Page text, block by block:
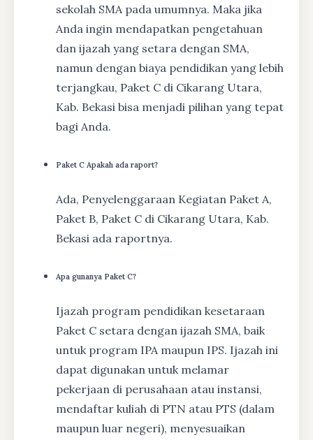
sekolah SMA pada umumnya. Maka jika
Anda ingin mendapatkan pengetahuan
dan ijazah yang setara dengan SMA,
namun dengan biaya pendidikan yang lebih
terjangkau, Paket C di Cikarang Utara,
Kab. Bekasi bisa menjadi pilihan yang tepat
bagi Anda.
Paket C Apakah ada raport?
Ada, Penyelenggaraan Kegiatan Paket A,
Paket B, Paket C di Cikarang Utara, Kab.
Bekasi ada raportnya.
Apa gunanya Paket C?
Ijazah program pendidikan kesetaraan
Paket C setara dengan ijazah SMA, baik
untuk program IPA maupun IPS. Ijazah ini
dapat digunakan untuk melamar
pekerjaan di perusahaan atau instansi,
mendaftar kuliah di PTN atau PTS (dalam
maupun luar negeri), menyesuaikan